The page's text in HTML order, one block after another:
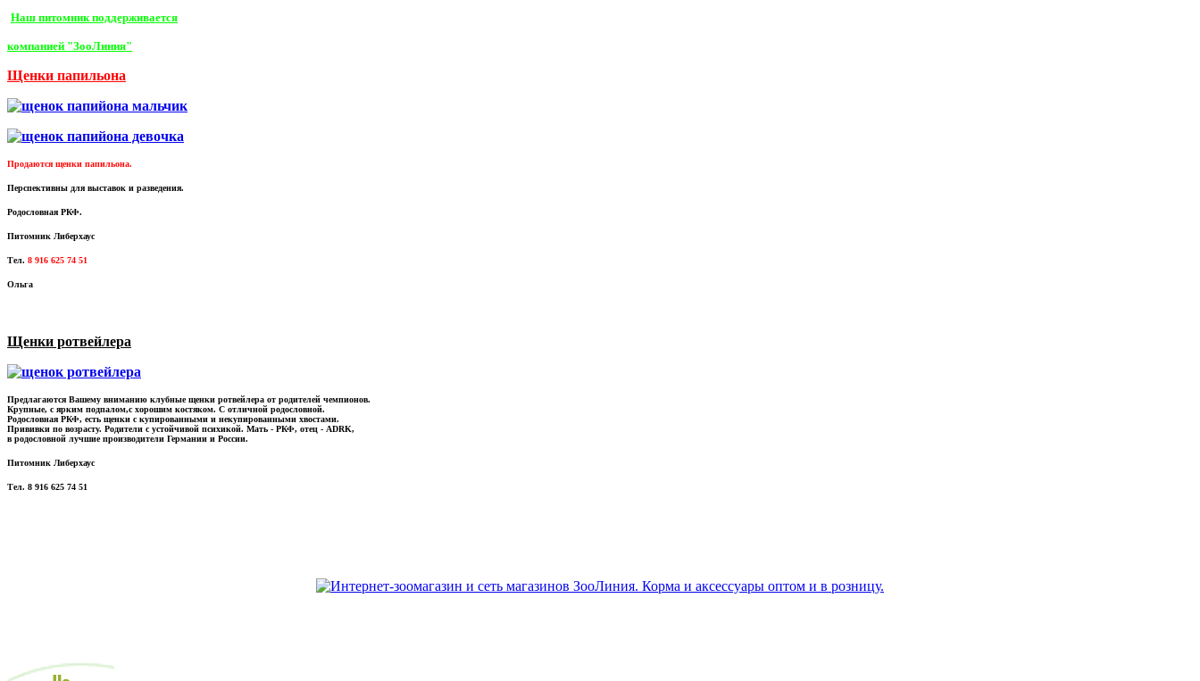
Наш питомник поддерживается
компанией "ЗооЛиния"
Щенки папильона
Продаются щенки папильона.
Перспективны для выставок и разведения.
Родословная РКФ.
Питомник Либерхаус
Тел. 8 916 625 74 51
Ольга
Щенки ротвейлера
Предлагаются Вашему вниманию клубные щенки ротвейлера от родителей чемпионов.
Крупные, с ярким подпалом,с хорошим костяком. С отличной родословной.
Родословная РКФ, есть щенки с купированными и некупированными хвостами.
Прививки по возрасту. Родители с устойчивой психикой. Мать - РКФ, отец - ADRK,
в родословной лучшие производители Германии и России.
Питомник Либерхаус
Тел. 8 916 625 74 51